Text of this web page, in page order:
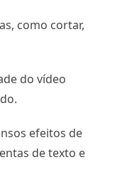
como cortar,
do vídeo
efeitos de
de texto e